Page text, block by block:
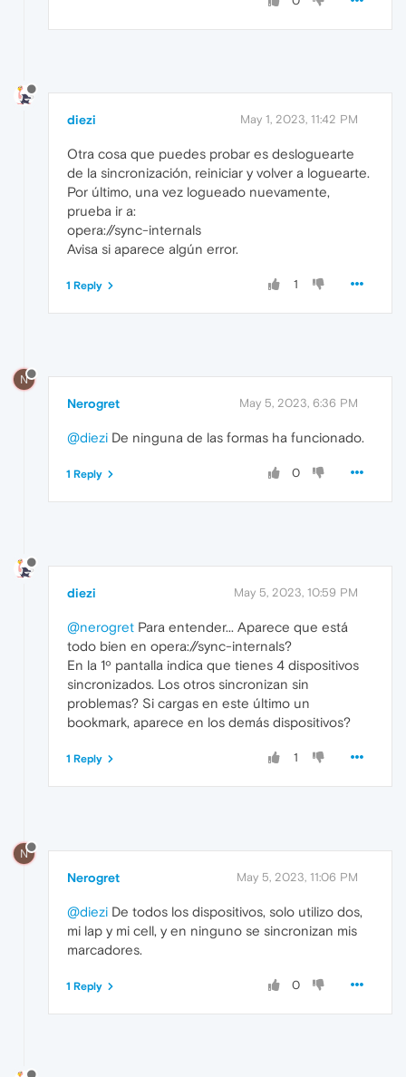
diezi May 1, 2023, 11:42 PM
Otra cosa que puedes probar es desloguearte
de la sincronización, reiniciar y volver a loguearte.
Por último, una vez logueado nuevamente,
prueba ir a:
opera://sync-internals
Avisa si aparece algún error.
1
1 Reply
N
Nerogret May 5, 2023, 6:36 PM
@diezi De ninguna de las formas ha funcionado.
0
1 Reply
diezi May 5, 2023, 10:59 PM
@nerogret Para entender... Aparece que está
todo bien en opera://sync-internals?
En la 1º pantalla indica que tienes 4 dispositivos
sincronizados. Los otros sincronizan sin
problemas? Si cargas en este último un
bookmark, aparece en los demás dispositivos?
1
1 Reply
N
Nerogret May 5, 2023, 11:06 PM
@diezi De todos los dispositivos, solo utilizo dos,
mi lap y mi cell, y en ninguno se sincronizan mis
marcadores.
0
1 Reply